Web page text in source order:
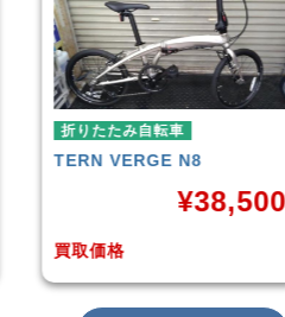
折りたたみ自転車
RENAULTLIGHT-8 AL-
買取価格
¥